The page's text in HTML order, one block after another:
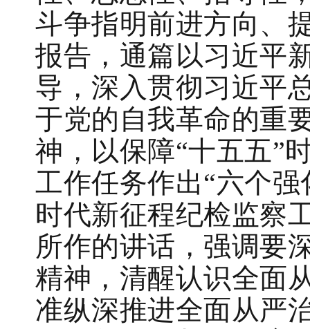
斗争指明前进方向、
报告，通篇以习近平
导，深入贯彻习近平
于党的自我革命的重
神，以保障“十五五”
工作任务作出“六个
时代新征程纪检监察
所作的讲话，强调要
精神，清醒认识全面
准纵深推进全面从严